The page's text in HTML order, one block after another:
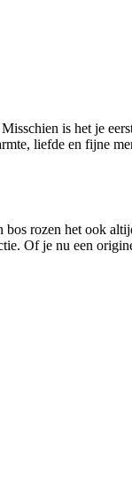
is het je
liefde en fijne
rozen het ook
Of je nu een